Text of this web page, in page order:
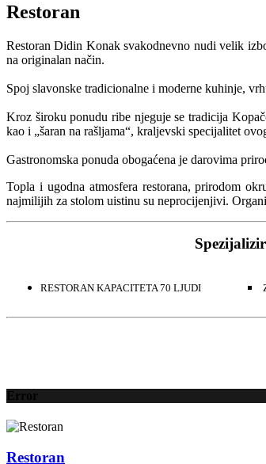
Restoran
Restoran Didin Konak svakodnevno nudi velik
na originalan način.
Spoj slavonske tradicionalne i moderne kuhinje,
Kroz široku ponudu ribe njeguje se tradicija
kao i „šaran na rašljama“, kraljevski specijalitet
Gastronomska ponuda obogaćena je darovima
Topla i ugodna atmosfera restorana, prirodom
najmilijih za stolom uistinu su neprocijenjivi.
RESTORAN KAPACITETA 70 LJUDI
Error
Restoran